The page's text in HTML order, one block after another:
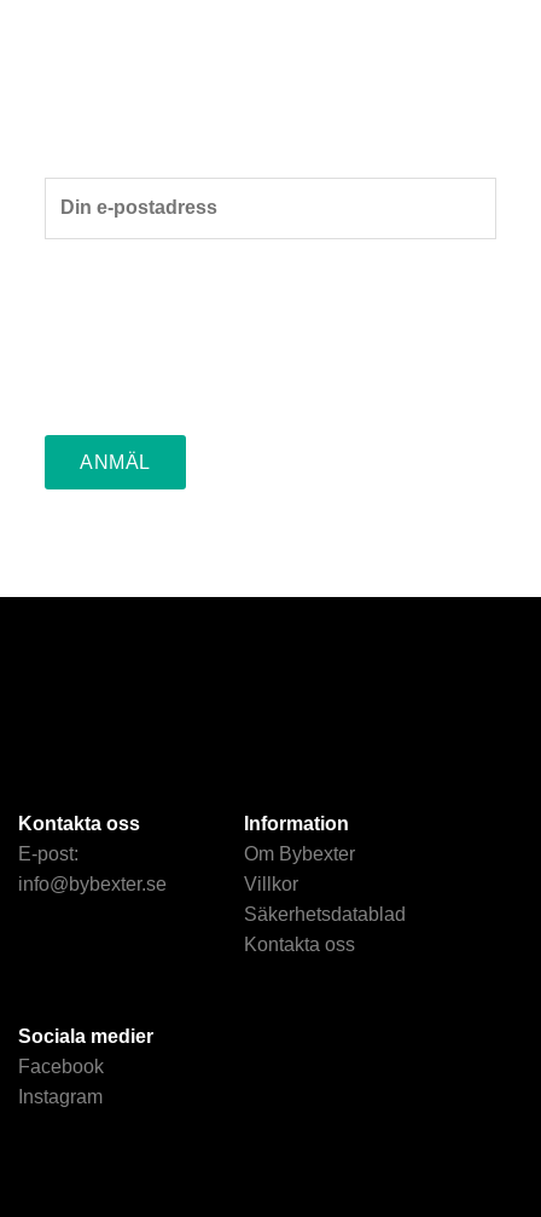
Kontakta oss
E-post:
info@bybexter.se
Information
Om Bybexter
Villkor
Säkerhetsdatablad
Kontakta oss
Sociala medier
Facebook
Instagram